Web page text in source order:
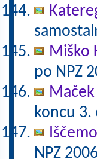
Miško
po NPZ
koncu
NPZ